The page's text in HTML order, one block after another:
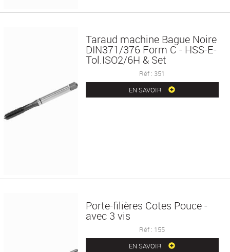
Taraud machine Bague Noire
DIN371/376 Form C - HSS-E-
Tol.ISO2/6H & Set
Réf : 351
EN SAVOIR
Porte-filières Cotes Pouce -
avec 3 vis
Réf : 155
EN SAVOIR